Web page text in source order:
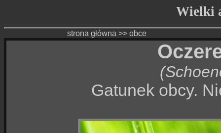
Wielki
strona główna >> obce
Gatunek obcy.